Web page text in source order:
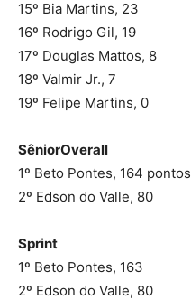
15º Bia Martins, 23
16º Rodrigo Gil, 19
17º Douglas Mattos, 8
18º Valmir Jr., 7
19º Felipe Martins, 0
SêniorOverall
1º Beto Pontes, 164 pontos
2º Edson do Valle, 80
Sprint
1º Beto Pontes, 163
2º Edson do Valle, 80